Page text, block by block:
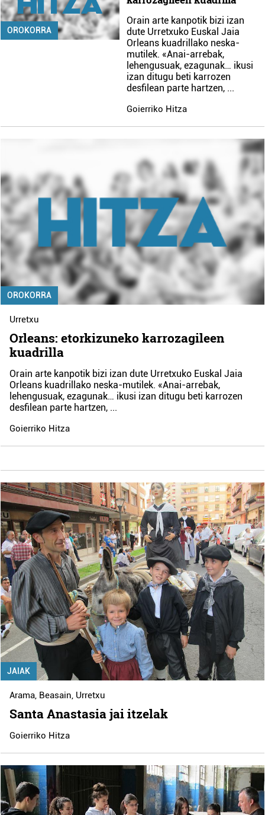
OROKORRA
Orain arte kanpotik bizi izan
dute Urretxuko Euskal Jaia
Orleans kuadrillako neska-
mutilek. «Anai-arrebak,
lehengusuak, ezagunak… ikusi
izan ditugu beti karrozen
desfilean parte hartzen, ...
Goierriko Hitza
OROKORRA
Urretxu
Orleans: etorkizuneko karrozagileen
kuadrilla
Orain arte kanpotik bizi izan dute Urretxuko Euskal Jaia
Orleans kuadrillako neska-mutilek. «Anai-arrebak,
lehengusuak, ezagunak… ikusi izan ditugu beti karrozen
desfilean parte hartzen, ...
Goierriko Hitza
JAIAK
Arama, Beasain, Urretxu
Santa Anastasia jai itzelak
Goierriko Hitza